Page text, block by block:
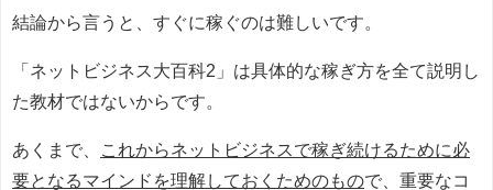
結論から言うと、すぐに稼ぐのは難しいです。
「ネットビジネス大百科2」は具体的な稼ぎ方を全て説明し
た教材ではないからです。
あくまで、
これからネットビジネスで稼ぎ続けるために必
要となるマインドを理解しておくためのもので、重要なコ